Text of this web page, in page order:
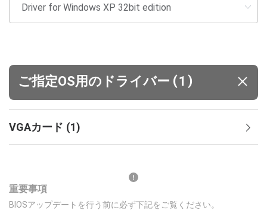
ご指定OS用のドライバー (1 )
VGAカード (1)
重要事項
BIOSアップデートを行う前に必ず下記をご覧ください。